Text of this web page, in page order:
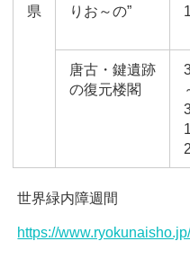
県
りお～の”
唐古・鍵遺跡
の復元楼閣
世界緑内障週間
https://